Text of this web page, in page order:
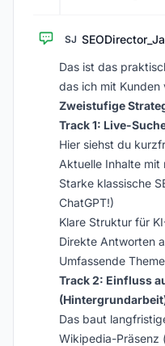
SJ
Das ist das
das ich mit Kunden
Zweistufige
Track 1: Live-
Hier siehst du
Aktuelle Inhalte
Starke klassische
ChatGPT!)
Klare Struktur für
Direkte Antworten
Umfassende
Track 2: Einfluss
Das baut
Wikipedia-Präsenz